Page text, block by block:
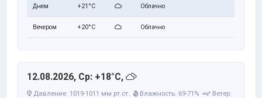
Днем +21°C Облачно
Вечером +20°C Облачно
12.08.2026, Ср: +18°C,
Давление: 1019-1011 мм рт.ст. Влажность: 69-71%
Ветер: